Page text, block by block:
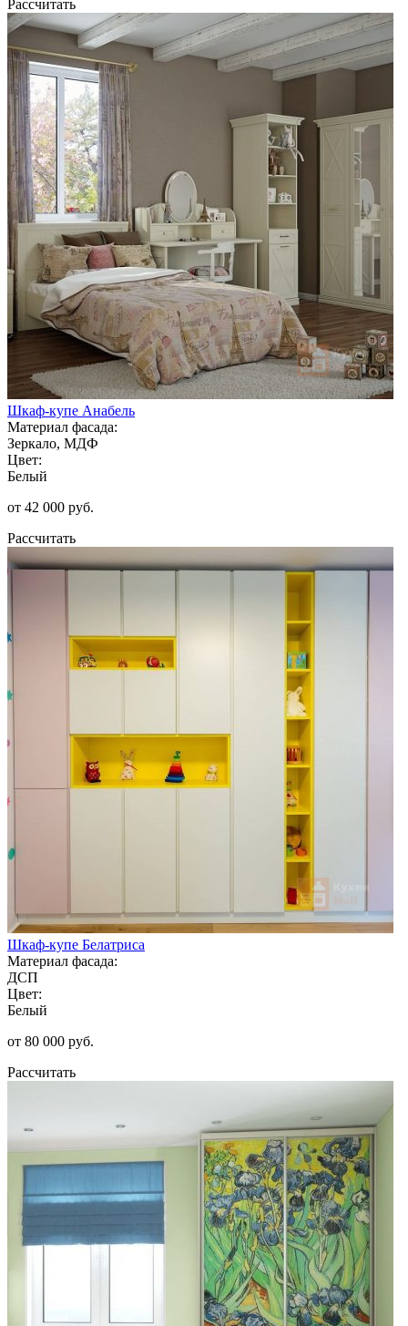
Рассчитать
Шкаф-купе Анабель
Материал фасада:
Зеркало, МДФ
Цвет:
Белый
от 42 000 руб.
Рассчитать
Шкаф-купе Белатриса
Материал фасада:
ДСП
Цвет:
Белый
от 80 000 руб.
Рассчитать